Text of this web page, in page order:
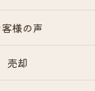
様の声
売却